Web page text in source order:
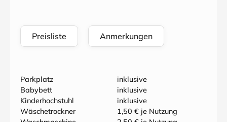
Preisliste Anmerkungen
Parkplatz
inklusive
Babybett
inklusive
Kinderhochstuhl
inklusive
Wäschetrockner
1,50 € je Nutzung